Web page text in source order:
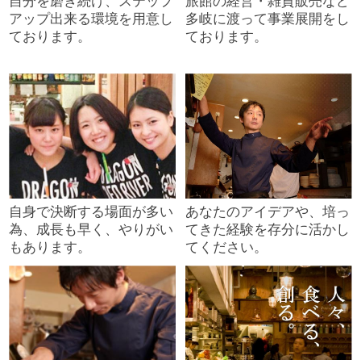
アップ出来る環境を用意し
ております。
多岐に渡って事業展開をし
ております。
自身で決断する場面が多い
為、成長も早く、やりがい
もあります。
あなたのアイデアや、培っ
てきた経験を存分に活かし
てください。